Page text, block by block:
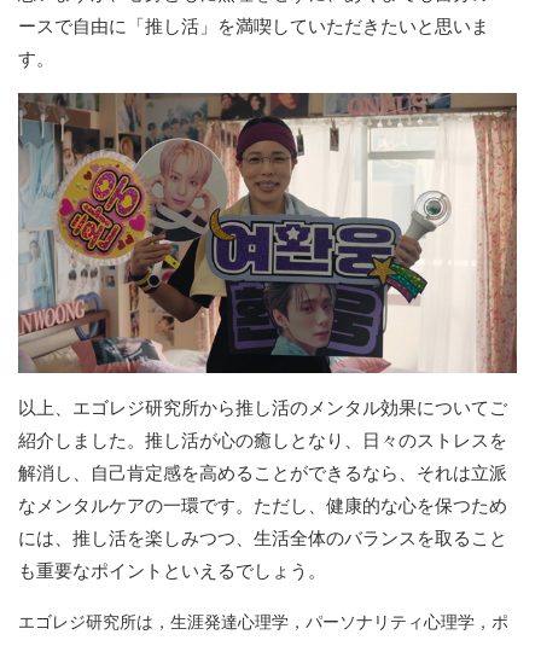
ースで自由に「推し活」を満喫していただきたいと思いま
す。
以上、エゴレジ研究所から推し活のメンタル効果についてご
紹介しました。推し活が心の癒しとなり、日々のストレスを
解消し、自己肯定感を高めることができるなら、それは立派
なメンタルケアの一環です。ただし、健康的な心を保つため
には、推し活を楽しみつつ、生活全体のバランスを取ること
も重要なポイントといえるでしょう。
エゴレジ研究所は，生涯発達心理学，パーソナリティ心理学，ポ